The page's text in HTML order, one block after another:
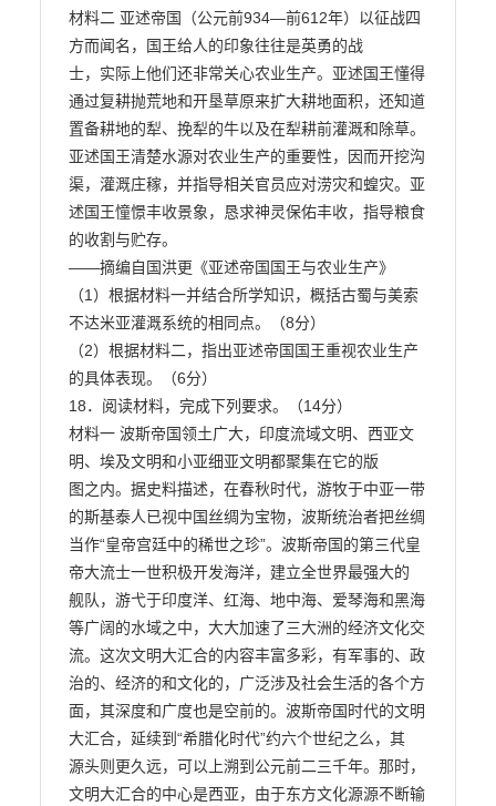
材料二 亚述帝国（公元前934—前612年）以征战四
方而闻名，国王给人的印象往往是英勇的战
士，实际上他们还非常关心农业生产。亚述国王懂得
通过复耕抛荒地和开垦草原来扩大耕地面积，还知道
置备耕地的犁、挽犁的牛以及在犁耕前灌溉和除草。
亚述国王清楚水源对农业生产的重要性，因而开挖沟
渠，灌溉庄稼，并指导相关官员应对涝灾和蝗灾。亚
述国王憧憬丰收景象，恳求神灵保佑丰收，指导粮食
的收割与贮存。
——摘编自国洪更《亚述帝国国王与农业生产》
（1）根据材料一并结合所学知识，概括古蜀与美索
不达米亚灌溉系统的相同点。（8分）
（2）根据材料二，指出亚述帝国国王重视农业生产
的具体表现。（6分）
18．阅读材料，完成下列要求。（14分）
材料一 波斯帝国领土广大，印度流域文明、西亚文
明、埃及文明和小亚细亚文明都聚集在它的版
图之内。据史料描述，在春秋时代，游牧于中亚一带
的斯基泰人已视中国丝绸为宝物，波斯统治者把丝绸
当作“皇帝宫廷中的稀世之珍”。波斯帝国的第三代皇
帝大流士一世积极开发海洋，建立全世界最强大的
舰队，游弋于印度洋、红海、地中海、爱琴海和黑海
等广阔的水域之中，大大加速了三大洲的经济文化交
流。这次文明大汇合的内容丰富多彩，有军事的、政
治的、经济的和文化的，广泛涉及社会生活的各个方
面，其深度和广度也是空前的。波斯帝国时代的文明
大汇合，延续到“希腊化时代”约六个世纪之么，其
源头则更久远，可以上溯到公元前二三千年。那时，
文明大汇合的中心是西亚，由于东方文化源源不断输